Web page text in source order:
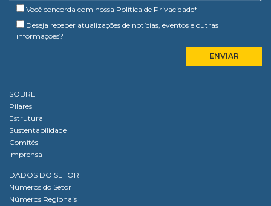
Você concorda com nossa Política de Privacidade*
Deseja receber atualizações de notícias, eventos e outras
informações?
SOBRE
Pilares
Estrutura
Sustentabilidade
Comitês
Imprensa
DADOS DO SETOR
Números do Setor
Números Regionais